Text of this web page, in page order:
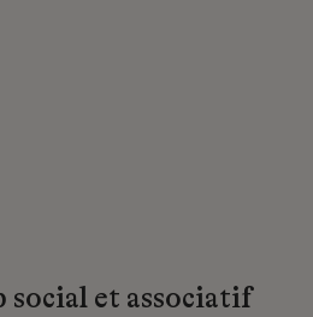
social et associatif